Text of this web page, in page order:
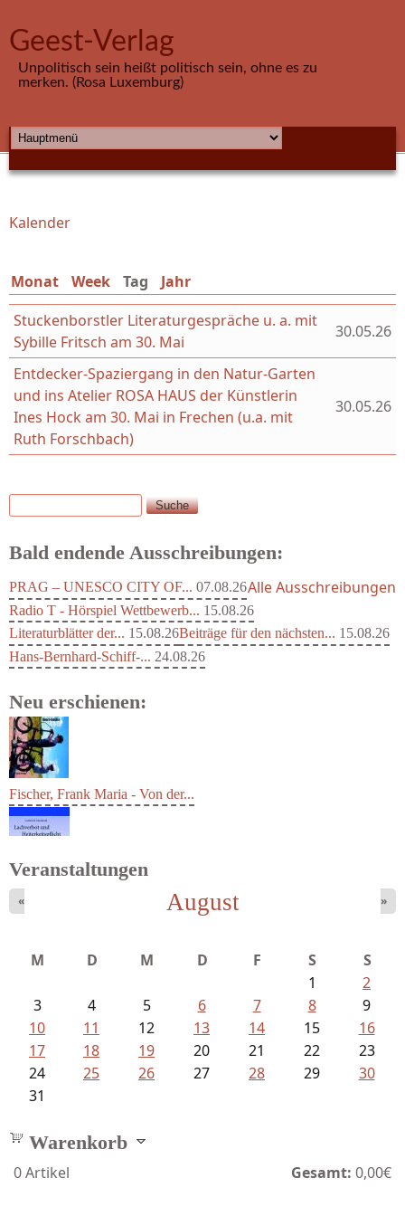
Geest-Verlag
Unpolitisch sein heißt politisch sein, ohne es zu
merken. (Rosa Luxemburg)
HAUPTMENÜ
Sie sind hier
Kalender
Monat Week Tag (aktiver Reiter)
Jahr
Stuckenborstler Literaturgespräche u. a. mit
Sybille Fritsch am 30. Mai
30.05.26
Entdecker-Spaziergang in den Natur-Garten
und ins Atelier ROSA HAUS der Künstlerin
Ines Hock am 30. Mai in Frechen (u.a. mit
Ruth Forschbach)
30.05.26
Suchformular
Suche
Bald endende Ausschreibungen:
PRAG – UNESCO CITY OF... 07.08.26
Radio T - Hörspiel Wettbewerb... 15.08.26
Literaturblätter der... 15.08.26Beiträge für den nächsten... 15.08.26
Hans-Bernhard-Schiff-... 24.08.26
Alle Ausschreibungen
Neu erschienen:
Fischer, Frank Maria - Von der...
Veranstaltungen
August
« »
M D M D F S
S
1
2
3
4 5 6 7 8
9
10
11 12 13 14 15
16
17
18 19 20 21 22
23
24
25 26 27 28 29
30
31
Warenkorb
0Artikel Gesamt: 0,00€